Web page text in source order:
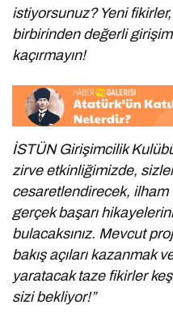
istiyorsunuz? Yeni
birbirinden değerli
kaçırmayın!
İSTÜN Girişimcilik
zirve etkinliğimizde,
cesaretlendirecek, ilham
gerçek başarı
bulacaksınız. Mevcut
bakış açıları kazanmak
yaratacak taze fikirler
sizi bekliyor!”